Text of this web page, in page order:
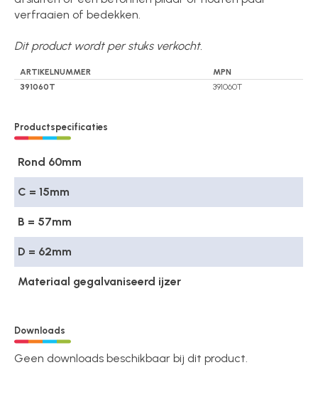
verfraaien of bedekken.
Dit product wordt per stuks verkocht.
ARTIKELNUMMER
MPN
391060T
391060T
Productspecificaties
Rond 60mm
C = 15mm
B = 57mm
D = 62mm
Materiaal gegalvaniseerd ijzer
Downloads
Geen downloads beschikbaar bij dit product.